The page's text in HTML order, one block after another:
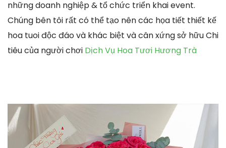
những doanh nghiệp & tổ chức triển khai event.
Chúng bên tôi rất có thể tạo nên các họa tiết thiết kế
hoa tuoi độc đáo và khác biệt và cân xứng sở hữu Chi
tiêu của người chơi Dịch Vụ Hoa Tươi Hương Trà